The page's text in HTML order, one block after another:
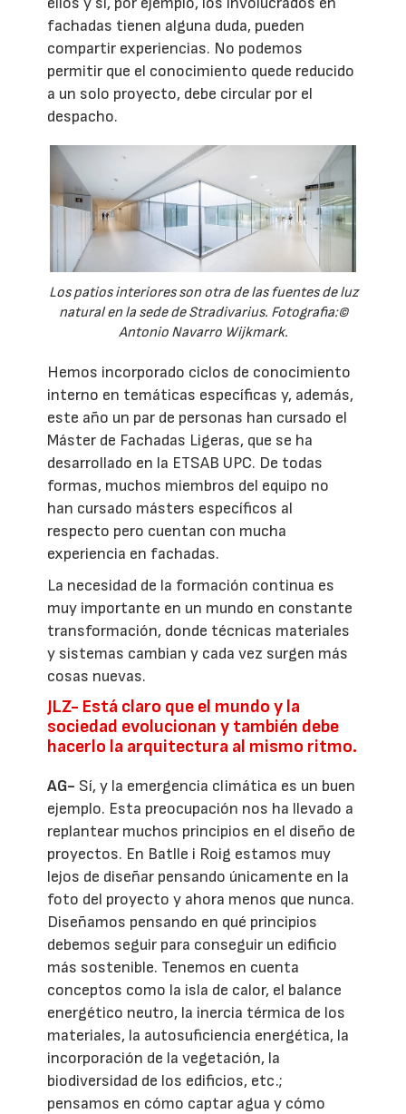
fachadas tienen alguna duda, pueden
compartir experiencias. No podemos
permitir que el conocimiento quede reducido
a un solo proyecto, debe circular por el
despacho.
Los patios interiores son otra de las fuentes de luz
natural en la sede de Stradivarius. Fotografia:©
Antonio Navarro Wijkmark.
Hemos incorporado ciclos de conocimiento
interno en temáticas específicas y, además,
este año un par de personas han cursado el
Máster de Fachadas Ligeras, que se ha
desarrollado en la ETSAB UPC. De todas
formas, muchos miembros del equipo no
han cursado másters específicos al
respecto pero cuentan con mucha
experiencia en fachadas.
La necesidad de la formación continua es
muy importante en un mundo en constante
transformación, donde técnicas materiales
y sistemas cambian y cada vez surgen más
cosas nuevas.
JLZ- Está claro que el mundo y la
sociedad evolucionan y también debe
hacerlo la arquitectura al mismo ritmo.
AG- Sí, y la emergencia climática es un buen
ejemplo. Esta preocupación nos ha llevado a
replantear muchos principios en el diseño de
proyectos. En Batlle i Roig estamos muy
lejos de diseñar pensando únicamente en la
foto del proyecto y ahora menos que nunca.
Diseñamos pensando en qué principios
debemos seguir para conseguir un edificio
más sostenible. Tenemos en cuenta
conceptos como la isla de calor, el balance
energético neutro, la inercia térmica de los
materiales, la autosuficiencia energética, la
incorporación de la vegetación, la
biodiversidad de los edificios, etc.;
pensamos en cómo captar agua y cómo